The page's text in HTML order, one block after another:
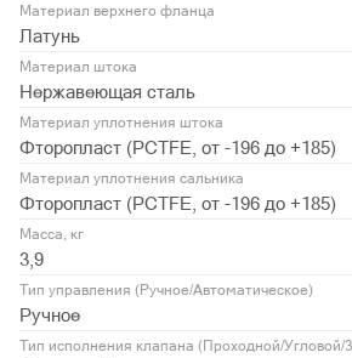
Материал верхнего фланца
Латунь
Материал штока
Нержавеющая сталь
Материал уплотнения штока
Фторопласт (PСTFE, от -196 до +185)
Материал уплотнения сальника
Фторопласт (PСTFE, от -196 до +185)
Масса, кг
3,9
Тип управления (Ручное/Автоматическое)
Ручное
Тип исполнения клапана (Проходной/Угловой/